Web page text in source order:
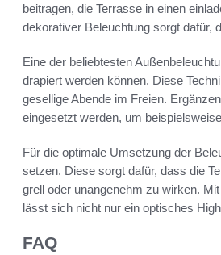
beitragen, die Terrasse in einen
dekorativer Beleuchtung sorgt dafür,
Eine der beliebtesten
drapiert werden können. Diese
gesellige Abende im Freien.
eingesetzt werden, um
Für die optimale Umsetzung der
setzen. Diese sorgt dafür, dass die
grell oder unangenehm zu wirken.
lässt sich nicht nur ein optisches
FAQ